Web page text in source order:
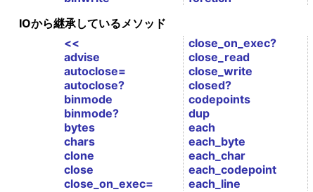
IOから継承しているメソッド
<<
advise
autoclose=
autoclose?
binmode
binmode?
bytes
chars
clone
close
close_on_exec=
close_on_exec?
close_read
close_write
closed?
codepoints
dup
each
each_byte
each_char
each_codepoint
each_line